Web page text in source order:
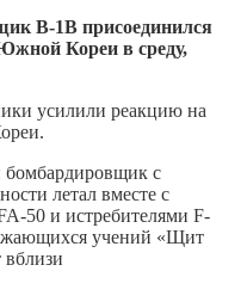
B-1B присоединился
Кореи в среду,
усилили реакцию на
бомбардировщик с
летал вместе с
50 и истребителями F-
учений «Щит